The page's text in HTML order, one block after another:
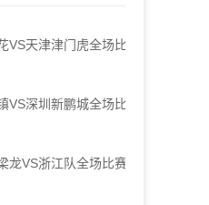
天津津门虎全场比赛
深圳新鹏城全场比赛
VS浙江队全场比赛录